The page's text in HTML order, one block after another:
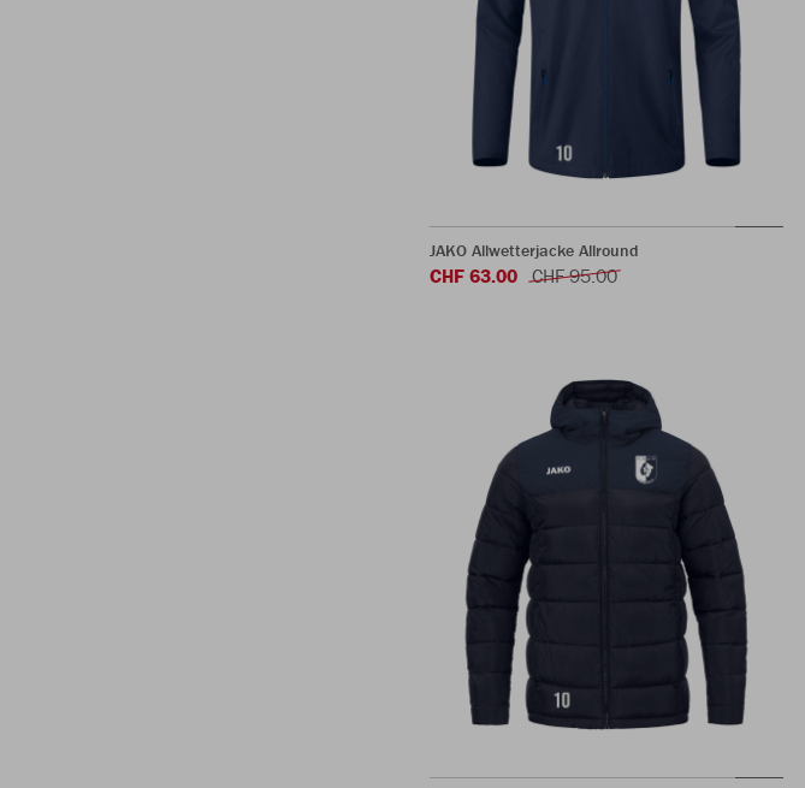
JAKO Allwetterjacke Allround
CHF 63.00 CHF 95.00